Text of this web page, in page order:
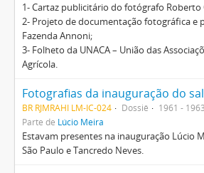
1- Cartaz publicitário do fotógrafo Roberto
2- Projeto de documentação fotográfica e
Fazenda Annoni;
3- Folheto da UNACA – União das
Agrícola.
BR RJMRAHI LM-IC-024 Dossiê
1961 -
Parte de Lúcio Meira
Estavam presentes na inauguração Lúcio
São Paulo e Tancredo Neves.